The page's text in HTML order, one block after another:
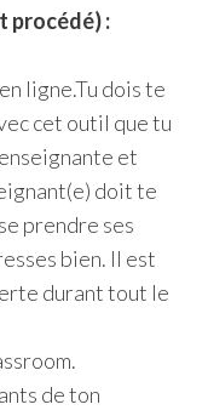
procédé) :
ligne.Tu dois te
cet outil que tu
et
doit te
prendre ses
bien. Il est
durant tout le
de ton